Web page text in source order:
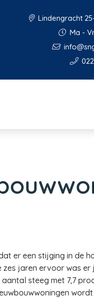
Lindengracht
Ma -
er een stijging in de
jaren ervoor was
steeg met 7,7